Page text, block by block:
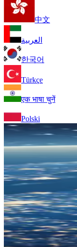
中文
العربية
한국어
Türkçe
एक भाषा चुनें
Polski